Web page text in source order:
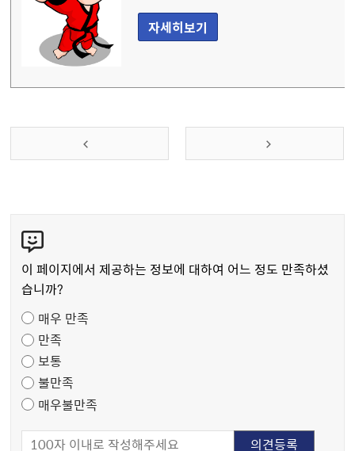
자세히보기
텐
츠
만
도
조
사
이 페이지에서 제공하는 정보에 대하여 어느 정도 만족하셨
습니까?
매우 만족
만족
보통
불만족
매우불만족